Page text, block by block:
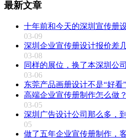
最新文章
十年前和今天的深圳宣传册
03-09
深圳企业宣传册设计报价差
03-08
同样的展位，换了本深圳公
03-06
东莞产品画册设计不是“好看
高端企业宣传册制作怎么做
03-05
深圳广告设计公司那么多，
05
做了五年企业宣传册制作，